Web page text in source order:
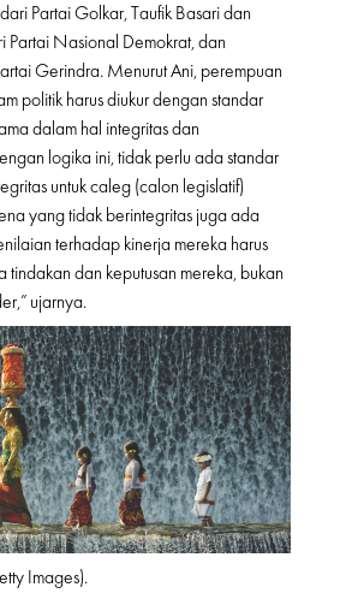
Partai Golkar, Taufik Basari dan
Nasional Demokrat, dan
Gerindra. Menurut Ani, perempuan
politik harus diukur dengan standar
dalam hal integritas dan
logika ini, tidak perlu ada standar
untuk caleg (calon legislatif)
yang tidak berintegritas juga ada
terhadap kinerja mereka harus
tindakan dan keputusan mereka, bukan
ujarnya.
Images).